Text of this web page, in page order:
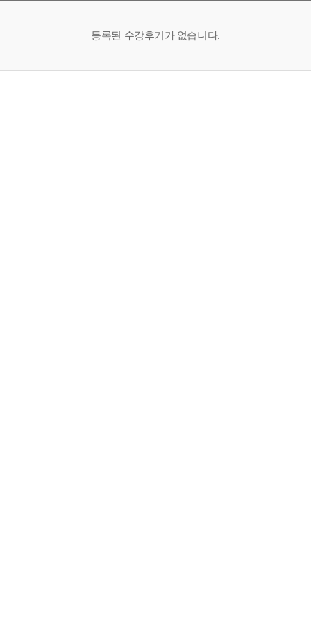
등록된 수강후기가 없습니다.